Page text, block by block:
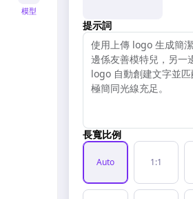
模型
提示詞
長寬比例
Auto 1:1